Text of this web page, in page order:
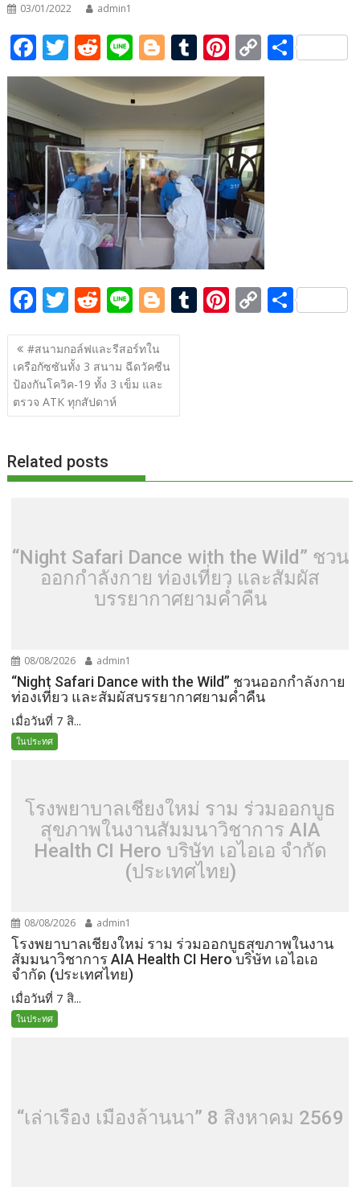
03/01/2022 admin1
F
ac
b
o
o
k
T
w
itt
er
R
e
d
di
t
Li
n
e
Bl
o
g
g
er
T
u
m
bl
r
Pi
nt
e
st
C
o
p
y
Li
n
k
S
F
ac
e
b
o
o
k
T
w
itt
er
R
e
d
di
t
Li
n
e
Bl
o
g
T Pi C S
แนะแนว
เรื่อง
#สนามกอล์ฟและรีสอร์ทใน
เครือกัซซันทั้ง 3 สนาม ฉีดวัคซีน
ป้องกันโควิค-19 ทั้ง 3 เข็ม และ
ตรวจ ATK ทุกสัปดาห์
Related posts
“Night Safari Dance with the Wild” ชวน
ออกกำลังกาย ท่องเที่ยว และสัมผัส
บรรยากาศยามค่ำคืน
08/08/2026 admin1
“Night Safari Dance with the Wild” ชวนออกกำลังกาย
ท่องเที่ยว และสัมผัสบรรยากาศยามค่ำคืน
เมื่อวันที่ 7 สิ...
ในประทศ
โรงพยาบาลเชียงใหม่ ราม ร่วมออกบูธ
สุขภาพในงานสัมมนาวิชาการ AIA
Health CI Hero บริษัท เอไอเอ จำกัด
(ประเทศไทย)
08/08/2026 admin1
โรงพยาบาลเชียงใหม่ ราม ร่วมออกบูธสุขภาพในงาน
สัมมนาวิชาการ AIA Health CI Hero บริษัท เอไอเอ
จำกัด (ประเทศไทย)
เมื่อวันที่ 7 สิ...
ในประทศ
“เล่าเรื่อง เมืองล้านนา” 8 สิงหาคม 2569